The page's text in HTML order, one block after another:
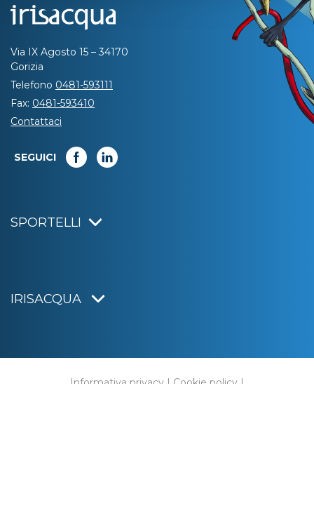
Via IX Agosto 15 – 34170
Gorizia
Telefono 0481-593111
Fax: 0481-593410
Contattaci
SEGUICI
SPORTELLI
IRISACQUA
Informativa privacy | Cookie policy |